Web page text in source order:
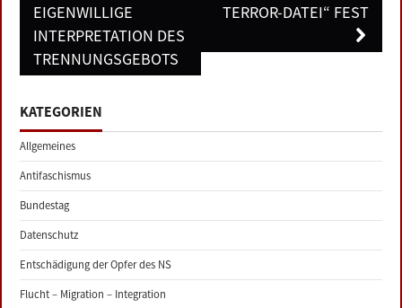
EIGENWILLIGE
INTERPRETATION DES
TRENNUNGSGEBOTS
TERROR-DATEI“ FEST
KATEGORIEN
Allgemeines
Antifaschismus
Bundestag
Datenschutz
Entschädigung der Opfer des NS
Flucht – Migration – Integration